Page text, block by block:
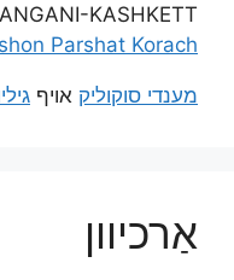
KASHKETT
Parshat Korach
מענדי סוקוליק אויף
אַרכיוון